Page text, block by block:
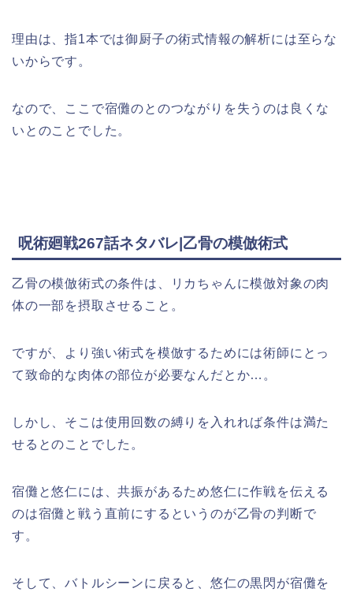
理由は、指1本では御厨子の術式情報の解析には至らな
いからです。
なので、ここで宿儺のとのつながりを失うのは良くな
いとのことでした。
呪術廻戦267話ネタバレ|乙骨の模倣術式
乙骨の模倣術式の条件は、リカちゃんに模倣対象の肉
体の一部を摂取させること。
ですが、より強い術式を模倣するためには術師にとっ
て致命的な肉体の部位が必要なんだとか…。
しかし、そこは使用回数の縛りを入れれば条件は満た
せるとのことでした。
宿儺と悠仁には、共振があるため悠仁に作戦を伝える
のは宿儺と戦う直前にするというのが乙骨の判断で
す。
そして、バトルシーンに戻ると、悠仁の黒閃が宿儺を